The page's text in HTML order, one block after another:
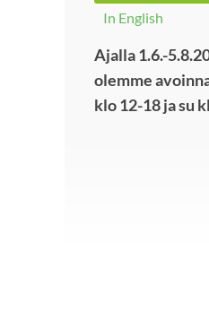
In English
Ajalla 1.6.-
olemme
klo 12-18 ja su